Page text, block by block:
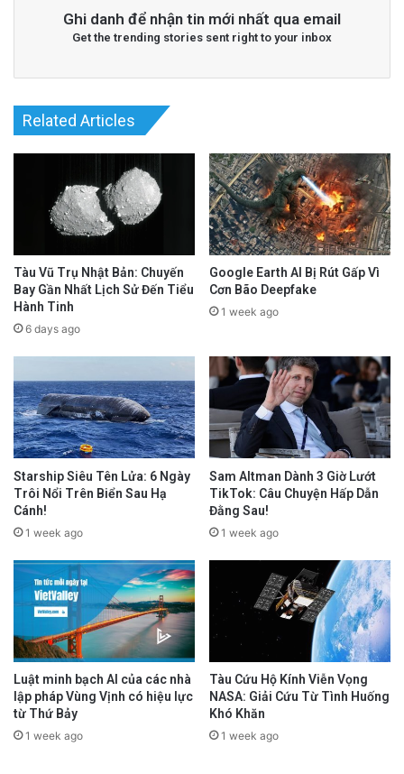
Ghi danh để nhận tin mới nhất qua email
Get the trending stories sent right to your inbox
Related Articles
Tàu Vũ Trụ Nhật Bản: Chuyến
Bay Gần Nhất Lịch Sử Đến Tiểu
Hành Tinh
6 days ago
Google Earth AI Bị Rút Gấp Vì
Cơn Bão Deepfake
1 week ago
Starship Siêu Tên Lửa: 6 Ngày
Trôi Nổi Trên Biển Sau Hạ
Cánh!
1 week ago
Sam Altman Dành 3 Giờ Lướt
TikTok: Câu Chuyện Hấp Dẫn
Đằng Sau!
1 week ago
Luật minh bạch AI của các nhà
lập pháp Vùng Vịnh có hiệu lực
từ Thứ Bảy
1 week ago
Tàu Cứu Hộ Kính Viễn Vọng
NASA: Giải Cứu Từ Tình Huống
Khó Khăn
1 week ago